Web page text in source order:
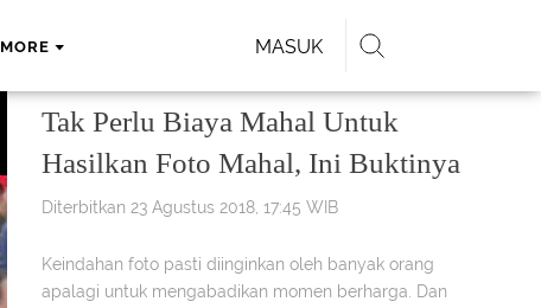
MORE MASUK
Tak Perlu Biaya Mahal Untuk
Hasilkan Foto Mahal, Ini Buktinya
Diterbitkan 23 Agustus 2018, 17:45 WIB
Keindahan foto pasti diinginkan oleh banyak orang
apalagi untuk mengabadikan momen berharga. Dan